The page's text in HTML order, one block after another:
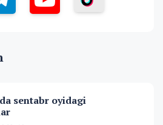
sentabr oyidagi